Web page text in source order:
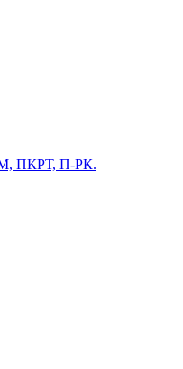
ПКРТ, П-РК.